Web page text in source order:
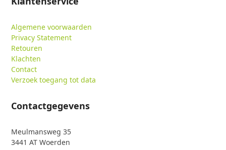
Algemene voorwaarden
Privacy Statement
Retouren
Klachten
Contact
Verzoek toegang tot data
Contactgegevens
Meulmansweg 35
3441 AT Woerden